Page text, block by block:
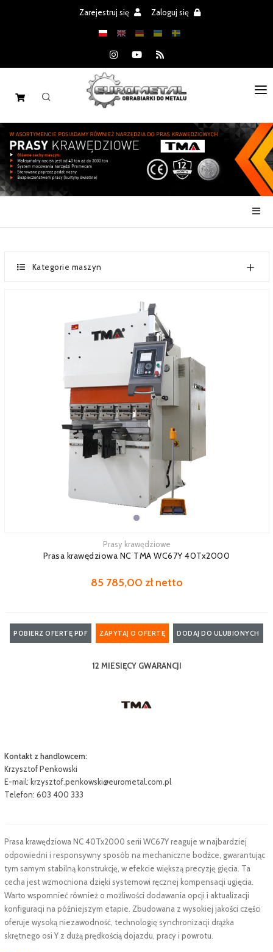
Zarejestruj się Zaloguj się
STRONA GŁÓWNA
MASZYNY
CZĘŚCI
SERWIS
Kategorie maszyn
Prasy krawędziowe
Prasa krawędziowa NC TMA WC67Y 40Tx2000
85 785,00 zł netto
POBIERZ OFERTĘ PDF ZAPYTAJ O OFERTĘ DODAJ DO ULUBIONYCH
12 MIESIĘCY GWARANCJI
Kontakt z handlowcem:
Krzysztof Penkowski
E-mail: krzysztof.penkowski@eurometal.com.pl
Telefon: 603 400 333
Prasa krawędziowa NC 40Tx2000 serii WC67Y reaguje w najbardziej
odpowiedni i responsywny sposób na mechaniczne bodźce, gwarantując
tym samym stabilną konstrukcję, w efekcie większą precyzję gięcia. Ta
cecha jest wzmocniona dzięki systemowi ręcznej kompensacji ugięcia.
Warto wspomnieć również o możliwości dodawania opcji i aktualizacji
konfiguracji na późniejszym etapie. Zbudowana z wysokiej jakości części
oferuje wysoką niezawodność, technologię synchronizacji drążka
skrętnego osi Y z dużą prędkością dojazdu, pracy i powrotu.